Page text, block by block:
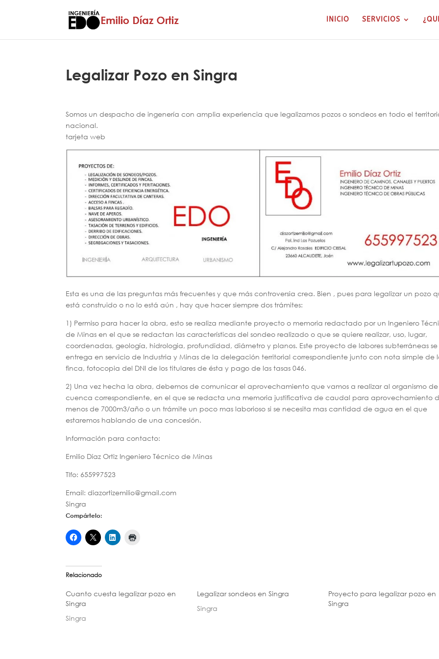
INICIO SERVICIOS
Legalizar Pozo en Singra
Somos un despacho de ingenería con amplia experiencia que legalizamos pozos o sondeos en todo el
nacional.
tarjeta web
Esta es una de las preguntas más frecuentes y que más controversia crea. Bien , pues para legalizar un pozo
está construido o no lo está aún , hay que hacer siempre dos trámites:
1) Permiso para hacer la obra, esto se realiza mediante proyecto o memoria redactado por un Ingeniero
de Minas en el que se redactan las características del sondeo realizado o que se quiere realizar, uso, lugar,
coordenadas, geología, hidrologia, profundidad, diámetro y planos. Este proyecto de labores subterráneas se
entrega en servicio de Industria y Minas de la delegación territorial correspondiente junto con nota simple de
finca, fotocopia del DNI de los titulares de ésta y pago de las tasas 046.
2) Una vez hecha la obra, debemos de comunicar el aprovechamiento que vamos a realizar al organismo de
cuenca correspondiente, en el que se redacta una memoria justificativa de caudal para aprovechamiento
menos de 7000m3/año o un trámite un poco mas laborioso si se necesita mas cantidad de agua en el que
estaremos hablando de una concesión.
Información para contacto:
Emilio Díaz Ortiz Ingeniero Técnico de Minas
Tlfo: 655997523
Email: diazortizemilio@gmail.com
Singra
Compártelo:
Relacionado
Cuanto cuesta legalizar pozo en
Singra
Singra
Legalizar sondeos en Singra
Singra
Proyecto para legalizar pozo en
Singra